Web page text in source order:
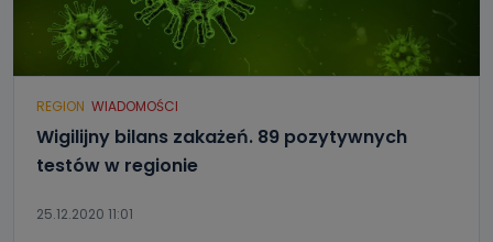
REGION WIADOMOŚCI
Wigilijny bilans zakażeń. 89 pozytywnych
testów w regionie
25.12.2020 11:01